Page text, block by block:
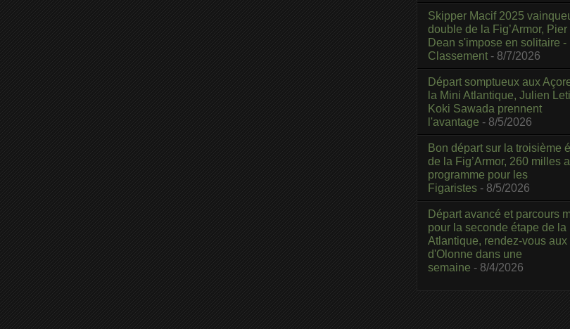
Skipper Macif 2025
double de la Fig’Armor,
Dean s'impose en solitaire -
Classement - 8/7/2026
Départ somptueux aux
la Mini Atlantique, Julien
Koki Sawada prennent
l'avantage - 8/5/2026
Bon départ sur la troisième
de la Fig’Armor, 260 milles
programme pour les
Figaristes - 8/5/2026
Départ avancé et parcours
pour la seconde étape de la
Atlantique, rendez-vous
d'Olonne dans une
semaine - 8/4/2026